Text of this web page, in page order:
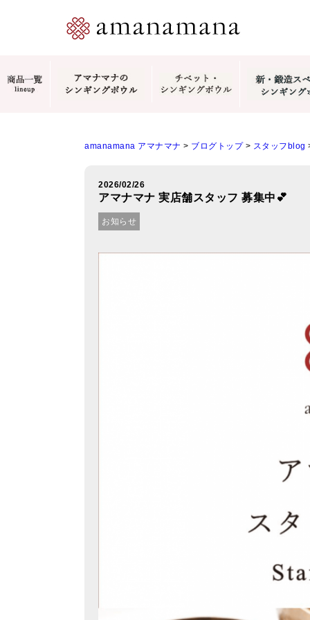
amanamana アマナマナ > ブログトップ> スタッフblog
2026/02/26
アマナマナ 実店舗スタッフ 募集中💕
お知らせ